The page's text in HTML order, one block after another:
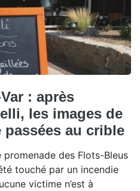
: après
les images de
au crible
des Flots-Bleus
touché par un incendie
victime n’est à